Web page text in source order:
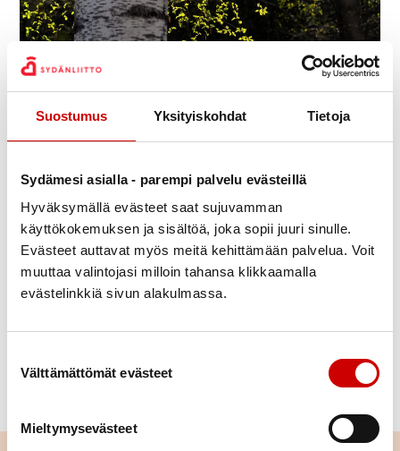
Suostumus Yksityiskohdat Tietoja
Sydämesi asialla - parempi palvelu evästeillä
Hyväksymällä evästeet saat sujuvamman
käyttökokemuksen ja sisältöä, joka sopii juuri sinulle.
Evästeet auttavat myös meitä kehittämään palvelua. Voit
muuttaa valintojasi milloin tahansa klikkaamalla
evästelinkkiä sivun alakulmassa.
Välttämättömät evästeet
Mieltymysevästeet
Julkaistu 22.6.2022
Jaa Whatsapp
Jaa Facebook
Jaa TwitterJaa Linkedin
Jaa EmailJaa Print
Etsimme ensi vuoden 2023 seinäkalenteriin
voi olla kameralla tai kännykällä otettu, minimissään
2 MT. Kuvia kannattaa lähettää ”matalalla
kynnyksellä” 🙂
Lähetä kuvat toimistomme sähköpostiosoitteeseen
toimisto.lpr@sydan.fi
Kuvia voit lähettää aina syyskuuhun 2022 saakka.